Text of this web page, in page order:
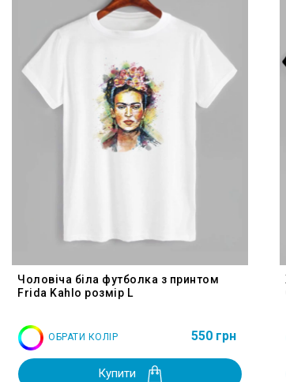
Чоловіча біла футболка з принтом
Frida Kahlo розмір L
ОБРАТИ КОЛІР 550 грн
Купити